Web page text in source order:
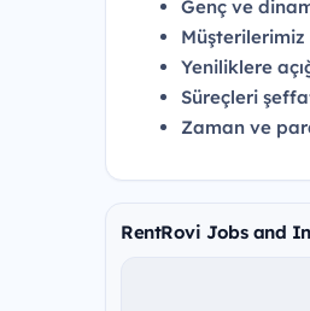
Genç ve
Yeniliklere
Süreçleri
Zaman ve
RentRovi Jobs and